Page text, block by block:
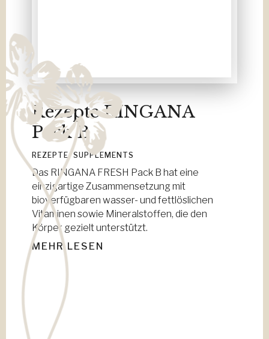
Rezepte RINGANA
Pack B
REZEPTE,SUPPLEMENTS
Das RINGANA FRESH Pack B hat eine
einzigartige Zusammensetzung mit
bioverfügbaren wasser- und fettlöslichen
Vitaminen sowie Mineralstoffen, die den
Körper gezielt unterstützt.
MEHR LESEN